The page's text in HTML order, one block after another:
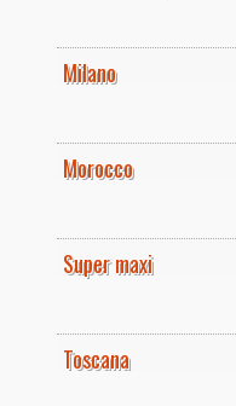
Milano
Morocco
Super maxi
Toscana